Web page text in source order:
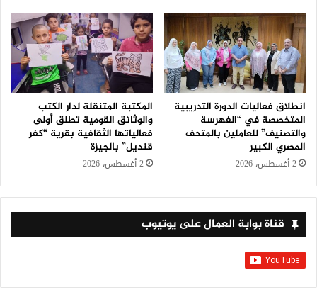
انطلاق فعاليات الدورة التدريبية
المتخصصة في “الفهرسة
والتصنيف” للعاملين بالمتحف
المصري الكبير
2 أغسطس، 2026
المكتبة المتنقلة لدار الكتب
والوثائق القومية تطلق أولى
فعالياتها الثقافية بقرية “كفر
قنديل” بالجيزة
2 أغسطس، 2026
قناة بوابة العمال على يوتيوب